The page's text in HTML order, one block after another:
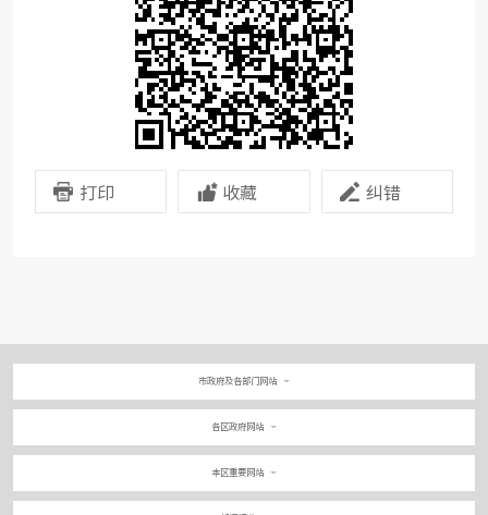
打印 收藏 纠错
市政府及各部门网站
各区政府网站
本区重要网站